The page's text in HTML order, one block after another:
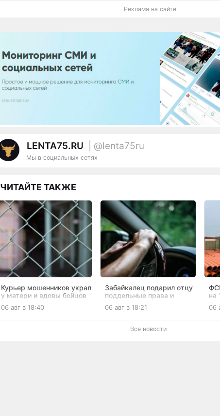
Реклама на сайте
LENTA75.RU | @lenta75ru
Мы в социальных сетях
ЧИТАЙТЕ ТАКЖЕ
Курьер мошенников украл
у матери и вдовы бойцов
СВО 13 млн рублей в
Забайкалье
06 авг в 18:40
Забайкалец подарил отцу
поддельные права и
подвёл его под суд
06 авг в 18:21
на
06
Все новости